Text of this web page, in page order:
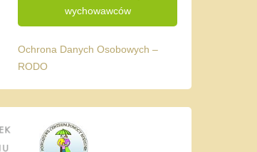
wychowawców
Ochrona Danych Osobowych –
RODO